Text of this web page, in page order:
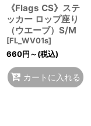
《Flags CS》ステ
ッカー ロップ座り
（ウエーブ）S/M
[FL_WV01s]
660円～(税込)
カートに入れる